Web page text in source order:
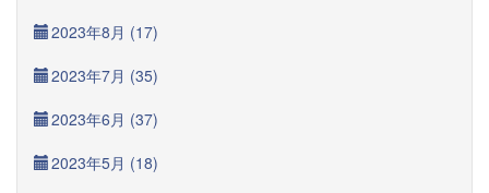
2023年8月 (17)
2023年7月 (35)
2023年6月 (37)
2023年5月 (18)